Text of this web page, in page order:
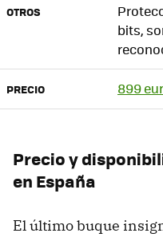
OTROS
bits,
PRECIO 899
Precio y
en España
El último buque